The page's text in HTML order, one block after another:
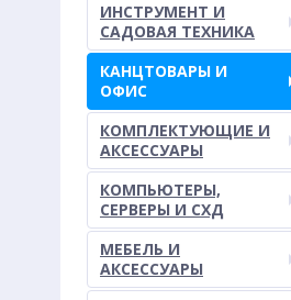
ИНСТРУМЕНТ И
САДОВАЯ ТЕХНИКА
КАНЦТОВАРЫ И
ОФИС
КОМПЛЕКТУЮЩИЕ И
АКСЕССУАРЫ
КОМПЬЮТЕРЫ,
СЕРВЕРЫ И СХД
МЕБЕЛЬ И
АКСЕССУАРЫ